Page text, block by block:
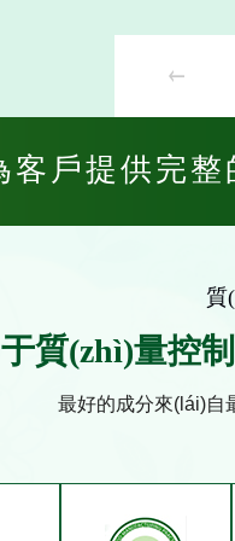
客戶提供完
質
質(zhì)量控
最好的成分來(lái)自